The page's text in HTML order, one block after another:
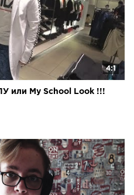
4:1
My School Look !!!